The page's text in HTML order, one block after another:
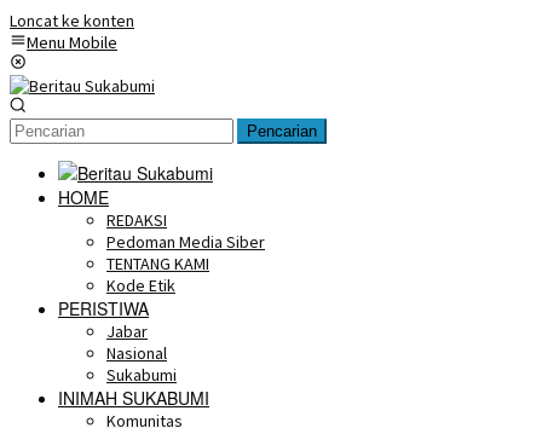
Loncat ke konten
Menu Mobile
Pencarian
HOME
REDAKSI
Pedoman Media Siber
TENTANG KAMI
Kode Etik
PERISTIWA
Jabar
Nasional
Sukabumi
INIMAH SUKABUMI
Komunitas